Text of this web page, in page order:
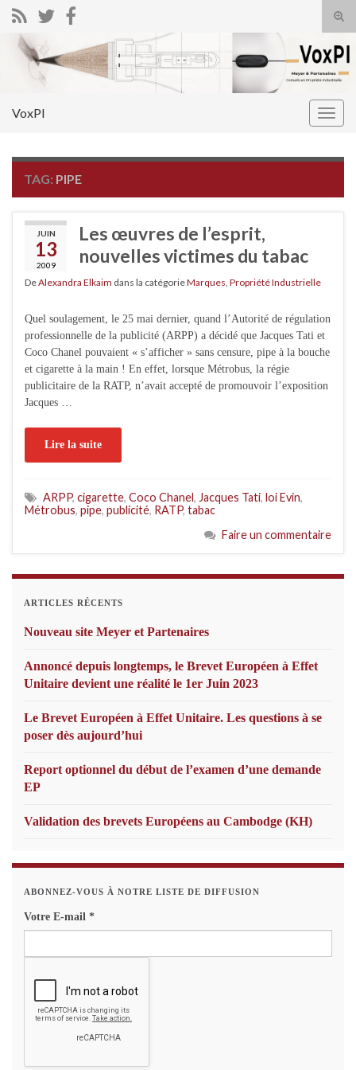
Search for:
VoxPI
TAG: PIPE
JUIN
13
2009
Les œuvres de l’esprit,
nouvelles victimes du tabac
DeAlexandra Elkaim dans la catégorieMarques Propriété Industrielle
Quel soulagement, le 25 mai dernier, quand l’Autorité de régulation
professionnelle de la publicité (ARPP) a décidé que Jacques Tati et
Coco Chanel pouvaient « s’afficher » sans censure, pipe à la bouche
et cigarette à la main ! En effet, lorsque Métrobus, la régie
publicitaire de la RATP, n’avait accepté de promouvoir l’exposition
Jacques …
Lire la suite
ARPP, cigarette, Coco Chanel, Jacques Tati, loi Evin,
Métrobus, pipe, publicité, RATP, tabac
Faire un commentaire
ARTICLES RÉCENTS
Nouveau site Meyer et Partenaires
Annoncé depuis longtemps, le Brevet Européen à Effet
Unitaire devient une réalité le 1er Juin 2023
Le Brevet Européen à Effet Unitaire. Les questions à se
poser dès aujourd’hui
Report optionnel du début de l’examen d’une demande
EP
Validation des brevets Européens au Cambodge (KH)
ABONNEZ-VOUS À NOTRE LISTE DE DIFFUSION
Votre E-mail *